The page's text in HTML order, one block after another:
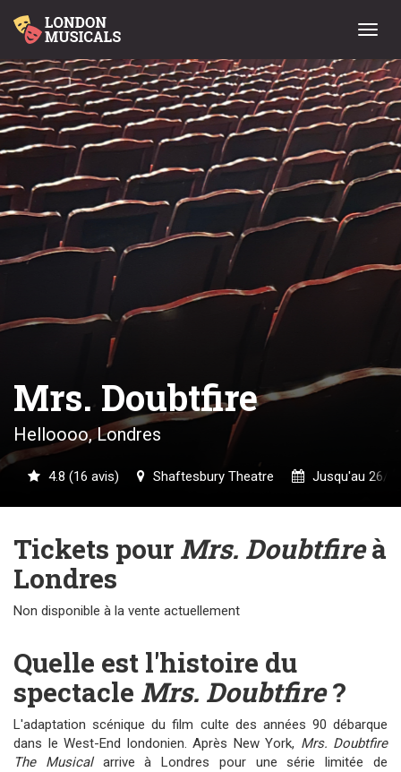
Menu
Mrs. Doubtfire
Helloooo, Londres
4.8 (16 avis) Shaftesbury Theatre Jusqu'au 26/
Tickets pour Mrs. Doubtfireà
Londres
Non disponible à la vente actuellement
Quelle est l'histoire du
spectacle Mrs. Doubtfire?
L'adaptation scénique du film culte des années 90 débarque
dans le West-End londonien. Après New York, Mrs. Doubtfire
The Musicalarrive à Londres pour une série limitée de